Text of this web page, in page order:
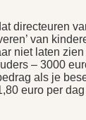
directeuren
van
niet laten
– 3000
als je
euro per